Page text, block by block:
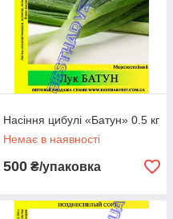
Насіння цибулі «Батун» 0.5 кг
Немає в наявності
500 ₴/упаковка